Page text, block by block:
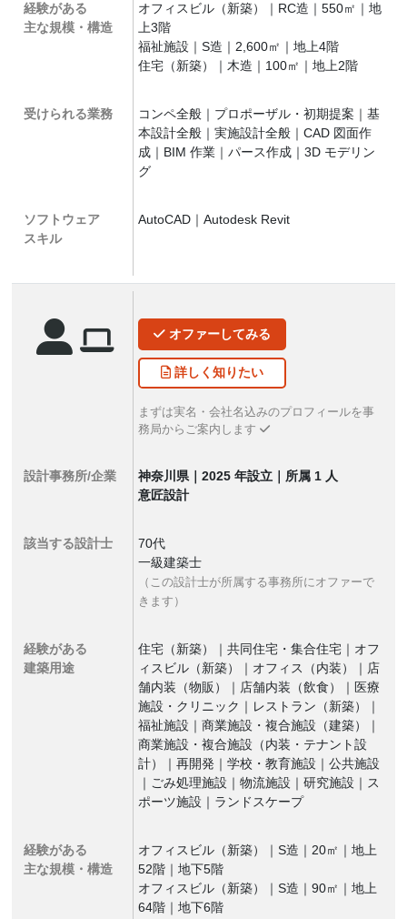
経験がある
主な規模・構造
オフィスビル（新築）｜RC造｜550㎡｜地
上3階
福祉施設｜S造｜2,600㎡｜地上4階
住宅（新築）｜木造｜100㎡｜地上2階
受けられる業務
コンペ全般｜プロポーザル・初期提案｜基
本設計全般｜実施設計全般｜CAD 図面作
成｜BIM 作業｜パース作成｜3D モデリン
グ
ソフトウェア
スキル
AutoCAD｜Autodesk Revit
オファーしてみる
詳しく知りたい
まずは実名・会社名込みのプロフィールを事
務局からご案内します
設計事務所/企業
神奈川県｜2025 年設立｜所属 1 人
意匠設計
該当する設計士
70代
一級建築士
（この設計士が所属する事務所にオファーで
きます）
経験がある
建築用途
住宅（新築）｜共同住宅・集合住宅｜オフ
ィスビル（新築）｜オフィス（内装）｜店
舗内装（物販）｜店舗内装（飲食）｜医療
施設・クリニック｜レストラン（新築）｜
福祉施設｜商業施設・複合施設（建築）｜
商業施設・複合施設（内装・テナント設
計）｜再開発｜学校・教育施設｜公共施設
｜ごみ処理施設｜物流施設｜研究施設｜ス
ポーツ施設｜ランドスケープ
経験がある
主な規模・構造
オフィスビル（新築）｜S造｜20㎡｜地上
52階｜地下5階
オフィスビル（新築）｜S造｜90㎡｜地上
64階｜地下6階